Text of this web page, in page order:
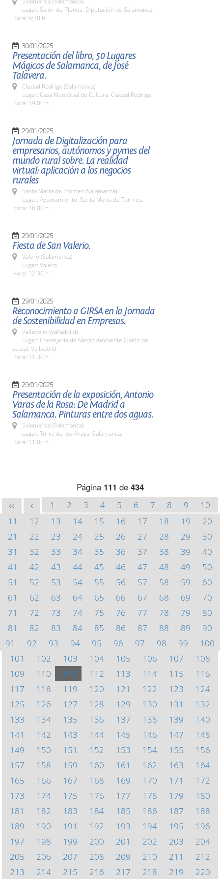
Lugar: Salón de Plenos. Diputación de Salamanca.
Hora: 9:30 h.
30/01/2025
Presentación del libro, 50 Lugares
Mágicos de Salamanca, de José
Talavera.
Ciudad Rodrigo (Salamanca)
Lugar: Casa Municipal de Cultura. Ciudad Rodrigo.
Hora: 19:00 h.
29/01/2025
Jornada de Digitalización para
empresarios, autónomos y pymes del
mundo rural sobre. La realidad
virtual: aplicación a los negocios
rurales
Santa Marta de Tormes (Salamanca)
Lugar: Ayuntamiento. Santa Marta de Tormes.
Hora: 16:00 h.
29/01/2025
Fiesta de San Valerio.
Valero (Salamanca)
Lugar: Valero.
Hora: 12:30 h.
29/01/2025
Reconocimiento a GIRSA en la Jornada
de Sostenibilidad en Empresas.
Valladolid (Valladolid)
Lugar: Consejería de Medio Ambiente (Salón de
actos). Valladolid
Hora: 11:30 h.
29/01/2025
Presentación de la exposición, Antonio
Varas de la Rosa: De Madrid a
Salamanca. Pinturas entre dos aguas.
Salamanca (Salamanca)
Lugar: Torre de los Anaya. Salamanca.
Hora: 11:00 h.
Página 111 de 434
<< < 1 2 3 4 5 6 7 8 9
10
11
12 13 14 15 16 17 18 19
20
21
22 23 24 25 26 27 28 29
30
31
32 33 34 35 36 37 38 39
40
41
42 43 44 45 46 47 48 49
50
51
52 53 54 55 56 57 58 59
60
61
62 63 64 65 66 67 68 69
70
71
72 73 74 75 76 77 78 79
80
81
82 83 84 85 86 87 88 89
90
91
92 93 94 95 96 97 98 99
100
101
102 103 104 105 106 107
108
109
110 111 112 113 114 115
116
117
118 119 120 121 122 123
124
125
126 127 128 129 130 131
132
133
134 135 136 137 138 139
140
141
142 143 144 145 146 147
148
149
150 151 152 153 154 155
156
157
158 159 160 161 162 163
164
165
166 167 168 169 170 171
172
173
174 175 176 177 178 179
180
181
182 183 184 185 186 187
188
189
190 191 192 193 194 195
196
197
198 199 200 201 202 203
204
205
206 207 208 209 210 211
212
213
214 215 216 217 218 219 220